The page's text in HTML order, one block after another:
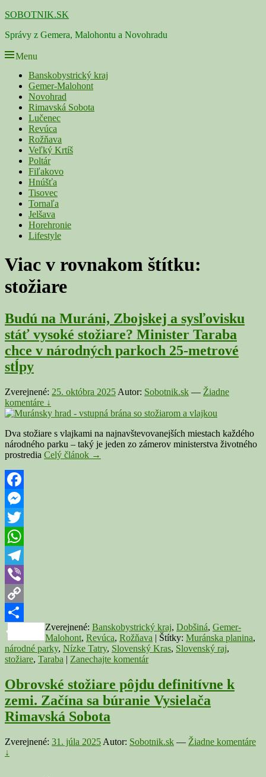
Skip
content
SOBOTNIK.SK
Správy z Gemera, Malohontu a Novohradu
Menu
Primárne
menu
Banskobystrický kraj
Gemer-Malohont
Novohrad
Rimavská Sobota
Lučenec
Revúca
Rožňava
Veľký Krtíš
Poltár
Fiľakovo
Hnúšťa
Tisovec
Tornaľa
Jelšava
Horehronie
Lifestyle
Viac v rovnakom štítku:
stožiare
Budú na Muráni, Zbojskej a sysľovisku
stáť vysoké stožiare? Minister Taraba
chce v národných parkoch 25-metrové
stĺpy
Zverejnené: 25. októbra 2025 Autor: Sobotnik.sk — Žiadne
komentáre ↓
Dva stožiare s vlajkami na najnavštevovanejších miestach každého
národného parku – taký je jeden zo zámerov ministerstva životného
prostredia Celý článok Budú
metrové
stĺpy
→
Facebook
Messenger
Twitter
WhatsApp
Telegram
Viber
Copy
Link
Share
Zverejnené: Banskobystrický kraj, Dobšiná, Gemer-
Malohont, Revúca, Rožňava | Štítky: Muránska planina,
národné parky, Nízke Tatry, Slovenský Kras, Slovenský raj,
stožiare, Taraba | Zanechajte komentár
Obrovské stožiare pôjdu definitívne k
zemi. Začína sa búranie Vysielača
Rimavská Sobota
Zverejnené: 31. júla 2025 Autor: Sobotnik.sk — Žiadne komentáre
↓